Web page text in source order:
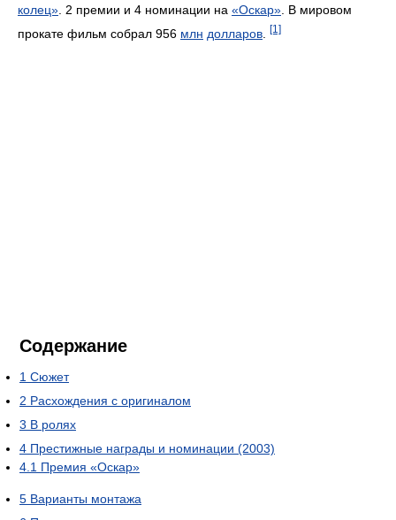
колец» . 2 премии и 4 номинации на «Оскар» . В мировом
прокате фильм собрал 956 млн долларов [1]
Содержание
1 Сюжет
2 Расхождения с оригиналом
3 В ролях
4 Престижные награды и номинации (2003)
4.1 Премия «Оскар»
5 Варианты монтажа